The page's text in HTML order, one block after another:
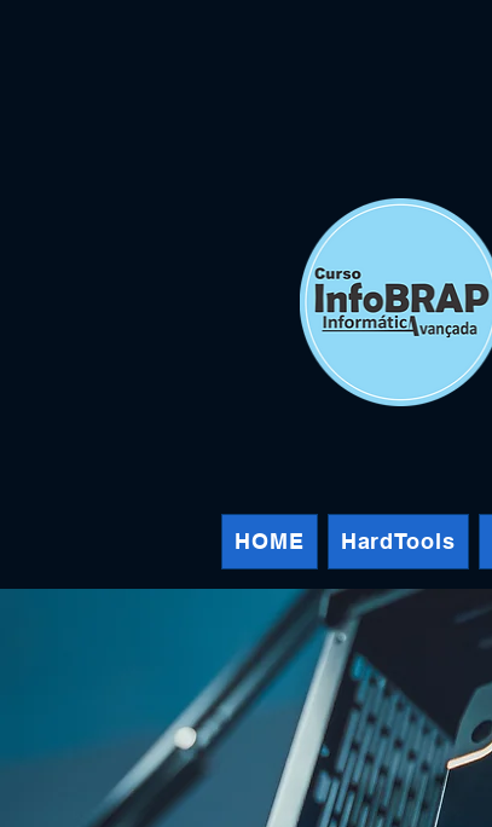
HOME HardTools